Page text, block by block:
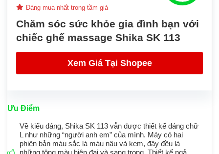
Đáng mua nhất trong tầm giá
Chăm sóc sức khỏe gia đình bạn với
chiếc ghế massage Shika SK 113
Xem Giá Tại Shopee
Ưu Điểm
Về kiểu dáng, Shika SK 113 vẫn được thiết kế dáng chữ
L như những “người anh em” của mình. Máy có hai
phiên bản màu sắc là màu nâu và kem, đây đều là
những tông màu hiện đại và sang trọng. Thiết kế ngả